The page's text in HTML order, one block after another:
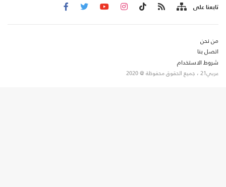
تابعنا على
من نحن
اتصل بنا
شروط الاستخدام
عربي21 ، جميع الحقوق محفوظة @ 2020